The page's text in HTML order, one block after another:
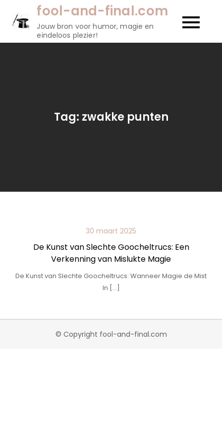
fool-and-final.com
Jouw bron voor humor, magie en
eindeloos plezier!
Tag: zwakke punten
30 maart 2025
De Kunst van Slechte Goocheltrucs: Een
Verkenning van Mislukte Magie
De Kunst van Slechte Goocheltrucs: Wanneer Magie de Mist
In […]
© Copyright fool-and-final.com